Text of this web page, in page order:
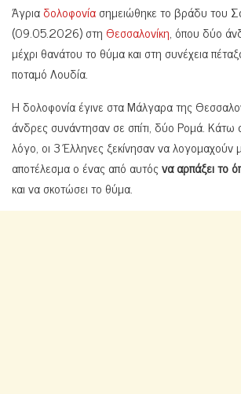
Άγριαδολοφονίασημειώθηκε το βράδυ του
(09.05.2026) στη Θεσσαλονίκη, όπου δύο
μέχρι θανάτου το θύμα και στη συνέχεια
ποταμό Λουδία.
Η δολοφονία έγινε στα Μάλγαρα της
άνδρες συνάντησαν σε σπίτι, δύο Ρομά. Κάτω
λόγο, οι 3 Έλληνες ξεκίνησαν να λογομαχούν
αποτέλεσμα ο ένας από αυτόςνα αρπάξει το
και να σκοτώσει το θύμα.